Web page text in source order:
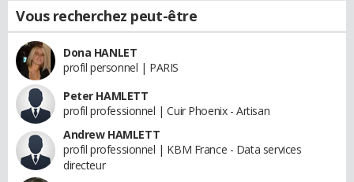
Vous recherchez peut-être
Dona HANLET
profil personnel | PARIS
Peter HAMLETT
profil professionnel | Cuir Phoenix - Artisan
Andrew HAMLETT
profil professionnel | KBM France - Data services
directeur